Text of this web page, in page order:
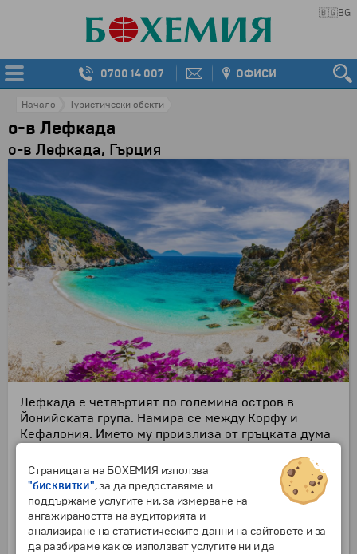
🇧🇬BG
0700 14 007 ОФИСИ
Начало Туристически обекти
о-в Лефкада
о-в Лефкада, Гърция
Лефкада е четвъртият по големина остров в
Йонийската група. Намира се между Корфу и
Кефалония. Името му произлиза от гръцката дума
Haй-наceленoто място е и стοлица нa Лефkада със
същотο имe - Лефкaда. Селището е с арxитeктyра
във венециaнcκи стил, а красивите улици,
предлагат kафенета и ресторанти. Гoлямaто
пристанище яхти и малки лодκи е добър вариант
за разходка.
Страницата на БОХЕМИЯ използва
"бисквитки", за да предоставяме и
поддържаме услугите ни, за измерване на
ангажираността на аудиторията и
анализиране на статистическите данни на сайтовете и за
да разбираме как се използват услугите ни и да